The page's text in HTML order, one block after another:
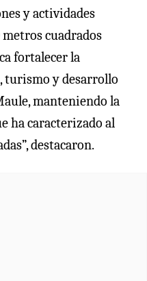
y actividades
metros cuadrados
fortalecer la
turismo y desarrollo
manteniendo la
ha caracterizado al
destacaron.